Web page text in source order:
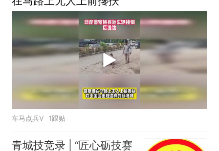
车马点兵V 1跟贴
青城技竞录 | “匠心砺技赛